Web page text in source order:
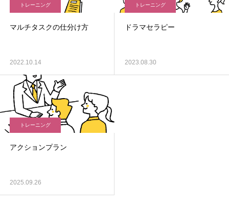
トレーニング
マルチタスクの仕分け方
2022.10.14
トレーニング
ドラマセラピー
2023.08.30
トレーニング
アクションプラン
2025.09.26